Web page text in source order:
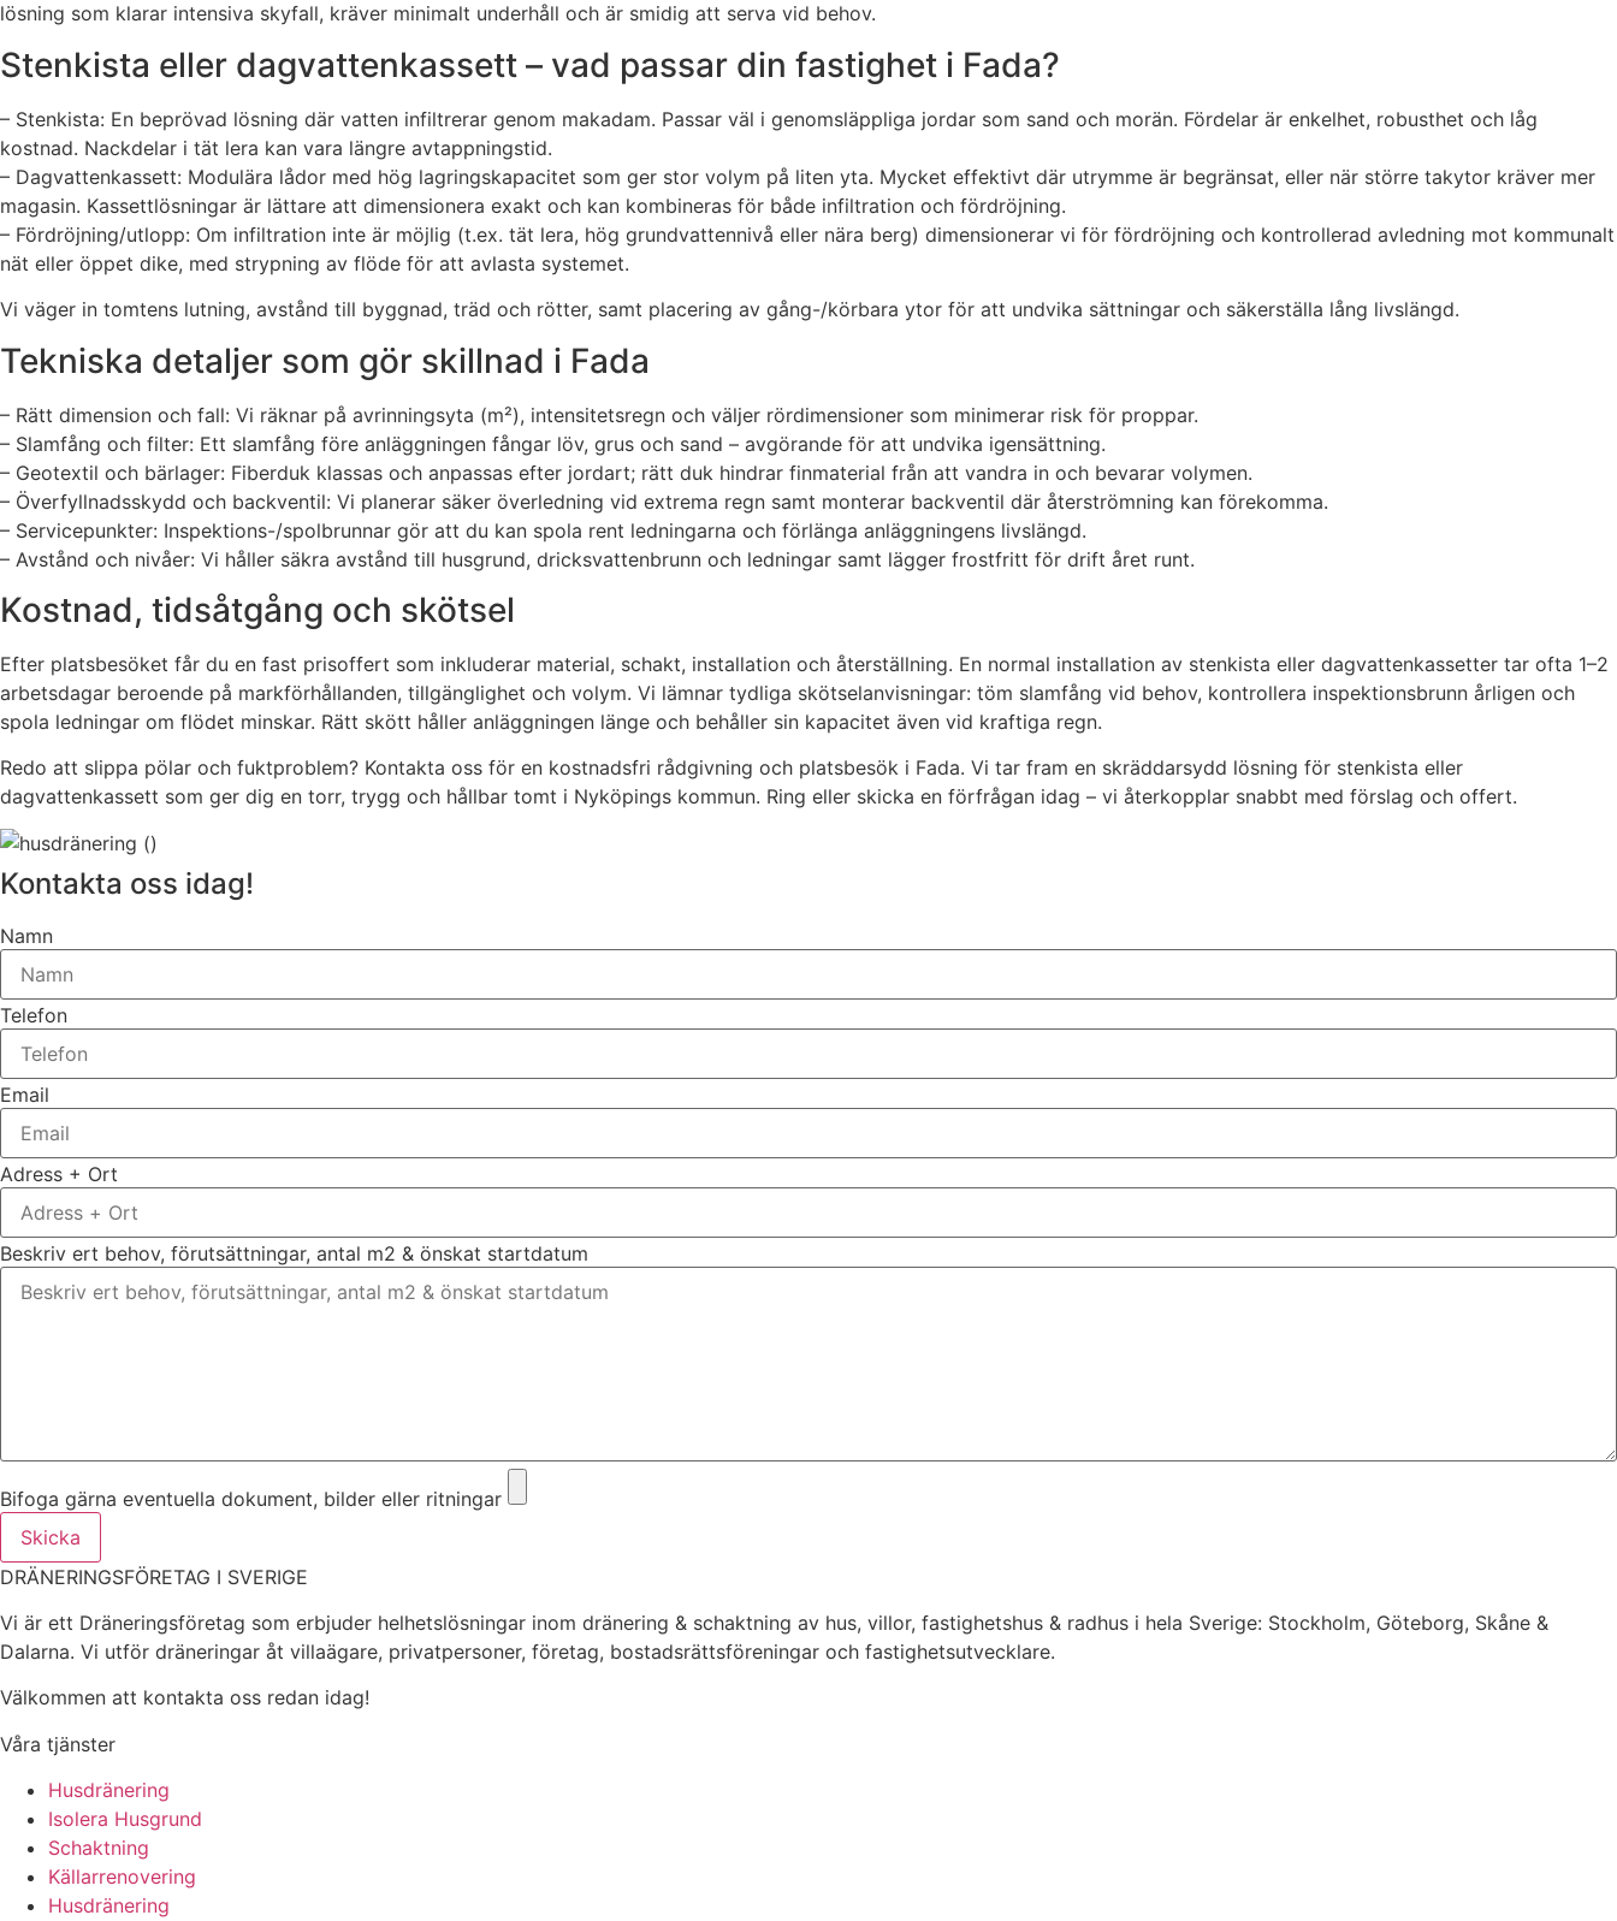
lösning som klarar intensiva skyfall, kräver minimalt underhåll och är smidig att serva vid behov.
Stenkista eller dagvattenkassett – vad passar din fastighet i Fada?
– Stenkista: En beprövad lösning där vatten infiltrerar genom makadam. Passar väl i genomsläppliga jordar som sand och morän. Fördelar är enkelhet, robusthet och låg
kostnad. Nackdelar i tät lera kan vara längre avtappningstid.
– Dagvattenkassett: Modulära lådor med hög lagringskapacitet som ger stor volym på liten yta. Mycket effektivt där utrymme är begränsat, eller när större takytor kräver mer
magasin. Kassettlösningar är lättare att dimensionera exakt och kan kombineras för både infiltration och fördröjning.
– Fördröjning/utlopp: Om infiltration inte är möjlig (t.ex. tät lera, hög grundvattennivå eller nära berg) dimensionerar vi för fördröjning och kontrollerad avledning mot kommunalt
nät eller öppet dike, med strypning av flöde för att avlasta systemet.
Vi väger in tomtens lutning, avstånd till byggnad, träd och rötter, samt placering av gång-/körbara ytor för att undvika sättningar och säkerställa lång livslängd.
Tekniska detaljer som gör skillnad i Fada
– Rätt dimension och fall: Vi räknar på avrinningsyta (m²), intensitetsregn och väljer rördimensioner som minimerar risk för proppar.
– Slamfång och filter: Ett slamfång före anläggningen fångar löv, grus och sand – avgörande för att undvika igensättning.
– Geotextil och bärlager: Fiberduk klassas och anpassas efter jordart; rätt duk hindrar finmaterial från att vandra in och bevarar volymen.
– Överfyllnadsskydd och backventil: Vi planerar säker överledning vid extrema regn samt monterar backventil där återströmning kan förekomma.
– Servicepunkter: Inspektions-/spolbrunnar gör att du kan spola rent ledningarna och förlänga anläggningens livslängd.
– Avstånd och nivåer: Vi håller säkra avstånd till husgrund, dricksvattenbrunn och ledningar samt lägger frostfritt för drift året runt.
Kostnad, tidsåtgång och skötsel
Efter platsbesöket får du en fast prisoffert som inkluderar material, schakt, installation och återställning. En normal installation av stenkista eller dagvattenkassetter tar ofta 1–2
arbetsdagar beroende på markförhållanden, tillgänglighet och volym. Vi lämnar tydliga skötselanvisningar: töm slamfång vid behov, kontrollera inspektionsbrunn årligen och
spola ledningar om flödet minskar. Rätt skött håller anläggningen länge och behåller sin kapacitet även vid kraftiga regn.
Redo att slippa pölar och fuktproblem? Kontakta oss för en kostnadsfri rådgivning och platsbesök i Fada. Vi tar fram en skräddarsydd lösning för stenkista eller
dagvattenkassett som ger dig en torr, trygg och hållbar tomt i Nyköpings kommun. Ring eller skicka en förfrågan idag – vi återkopplar snabbt med förslag och offert.
Kontakta oss idag!
Namn
Telefon
Email
Adress + Ort
Beskriv ert behov, förutsättningar, antal m2 & önskat startdatum
Bifoga gärna eventuella dokument, bilder eller ritningar
Skicka
DRÄNERINGSFÖRETAG I SVERIGE
Vi är ett Dräneringsföretag som erbjuder helhetslösningar inom dränering & schaktning av hus, villor, fastighetshus & radhus i hela Sverige: Stockholm, Göteborg, Skåne &
Dalarna. Vi utför dräneringar åt villaägare, privatpersoner, företag, bostadsrättsföreningar och fastighetsutvecklare.
Välkommen att kontakta oss redan idag!
Våra tjänster
Husdränering
Isolera Husgrund
Schaktning
Källarrenovering
Husdränering